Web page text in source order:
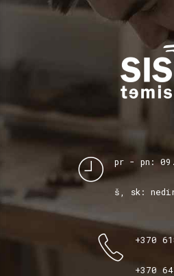
pr - pn:
š, sk:
+370
+370